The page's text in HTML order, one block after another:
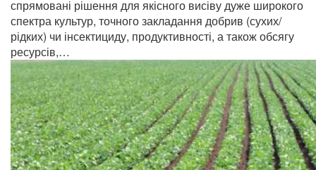
спрямовані рішення для якісного висіву дуже широкого
спектра культур, точного закладання добрив (сухих/
рідких) чи інсектициду, продуктивності, а також обсягу
ресурсів,…